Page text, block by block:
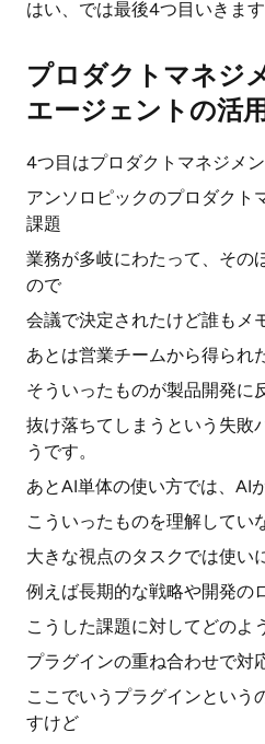
はい、では最後4つ目いきます
プロダクトマネジ
エージェントの活用
4つ目はプロダクトマネジメ
アンソロピックのプロダクト
課題
業務が多岐にわたって、その
ので
会議で決定されたけど誰もメ
あとは営業チームから得られ
そういったものが製品開発に
抜け落ちてしまうという失敗
うです。
あとAI単体の使い方では、AI
こういったものを理解してい
大きな視点のタスクでは使い
例えば長期的な戦略や開発の
こうした課題に対してどのよ
プラグインの重ね合わせで対
ここでいうプラグインという
すけど